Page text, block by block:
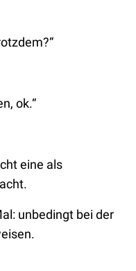
ok.“
eine als
unbedingt bei der